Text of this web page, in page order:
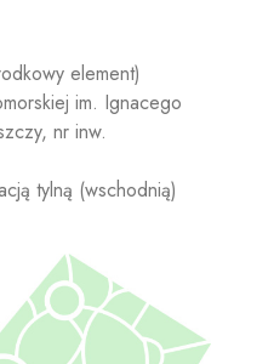
element)
im. Ignacego
nr inw.
tylną (wschodnią)